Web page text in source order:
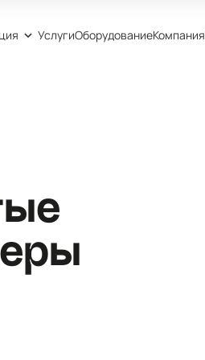
УслугиОборудованиеКомпания